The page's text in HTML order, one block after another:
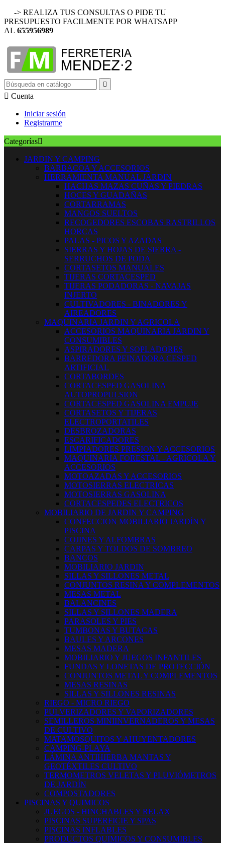
-> REALIZA TUS CONSULTAS O PIDE TU
PRESUPUESTO FACILMENTE POR WHATSAPP
AL 655956989

 Cuenta
Iniciar sesión
Registrarme
Categorías
JARDIN Y CAMPING
BARBACOA Y ACCESORIOS
HERRAMIENTA MANUAL JARDIN
HACHAS MAZAS CUÑAS Y PIEDRAS
HOCES Y GUADAÑAS
CORTARRAMAS
MANGOS SUELTOS
RECOGEDORES ESCOBAS RASTRILLOS
HORCAS
PALAS - PICOS Y AZADAS
SIERRAS Y HOJAS DE SIERRA -
SERRUCHOS DE PODA
CORTASETOS MANUALES
TIJERAS CORTACESPED
TIJERAS PODADORAS - NAVAJAS
INJERTO
CULTIVADORES - BINADORES Y
AIREADORES
MAQUINARIA JARDIN Y AGRICOLA
ACCESORIOS MAQUINARIA JARDIN Y
CONSUMIBLES
ASPIRADORES Y SOPLADORES
BARREDORA PEINADORA CESPED
ARTIFICIAL
CORTABORDES
CORTACESPED GASOLINA
AUTOPROPULSION
CORTACESPED GASOLINA EMPUJE
CORTASETOS Y TIJERAS
ELECTROPORTATILES
DESBROZADORAS
ESCARIFICADORES
LIMPIADORES PRESION Y ACCESORIOS
MAQUINARIA FORESTAL - AGRICOLA Y
ACCESORIOS
MOTOAZADAS Y ACCESORIOS
MOTOSIERRAS ELECTRICAS
MOTOSIERRAS GASOLINA
CORTACESPEDES ELECTRICOS
MOBILIARIO DE JARDIN Y CAMPING
CONFECCION MOBILIARIO JARDÍN Y
PISCINA
COJINES Y ALFOMBRAS
CARPAS Y TOLDOS DE SOMBREO
BANCOS
MOBILIARIO JARDIN
SILLAS Y SILLONES METAL
CONJUNTOS RESINA Y COMPLEMENTOS
MESAS METAL
BALANCINES
SILLAS Y SILLONES MADERA
PARASOLES Y PIES
TUMBONAS Y BUTACAS
BAULES Y ARCONES
MESAS MADERA
MOBILIARIO Y JUEGOS INFANTILES
FUNDAS Y LONETAS DE PROTECCIÓN
CONJUNTOS METAL Y COMPLEMENTOS
MESAS RESINAS
SILLAS Y SILLONES RESINAS
RIEGO - MICRO RIEGO
PULVERIZADORES Y VAPORIZADORES
SEMILLEROS MINIINVERNADEROS Y MESAS
DE CULTIVO
MATAMOSQUITOS Y AHUYENTADORES
CAMPING-PLAYA
LÁMINA ANTIHIERBA MANTAS Y
GEOTÉXTILES CULTIVO
TERMOMETROS VELETAS Y PLUVIÓMETROS
DE JARDÍN
COMPOSTADORES
PISCINAS Y QUIMICOS
JUEGOS - HINCHABLES Y RELAX
PISCINAS SUPERFICIE Y SPAS
PISCINAS INFLABLES
PRODUCTOS QUIMICOS Y CONSUMIBLES